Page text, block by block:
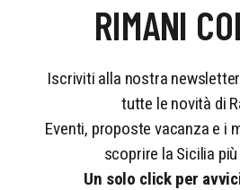
RIMANI
Iscriviti alla nostra
tutte le novità di
Eventi, proposte vacanza e i
scoprire la Sicilia
Un solo click per